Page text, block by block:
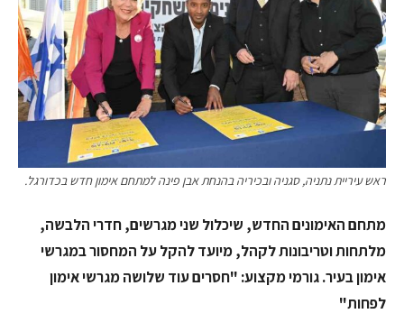
ראש עיריית נתניה, סגניה ובכיריה בהנחת אבן פינה למתחם אימון חדש בכדורגל.
מתחם האימונים החדש, שיכלול שני מגרשים, חדרי הלבשה,
מלתחות וטריבונות לקהל, מיועד להקל על המחסור במגרשי
אימון בעיר. גורמי מקצוע: "חסרים עוד שלושה מגרשי אימון
לפחות"